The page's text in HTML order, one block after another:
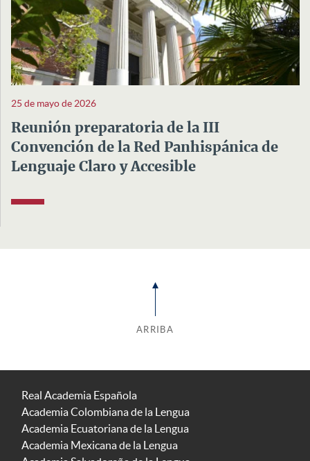
25 de mayo de 2026
Reunión preparatoria de la III
Convención de la Red Panhispánica de
Lenguaje Claro y Accesible
ARRIBA
Real Academia Española
Academia Colombiana de la Lengua
Academia Ecuatoriana de la Lengua
Academia Mexicana de la Lengua